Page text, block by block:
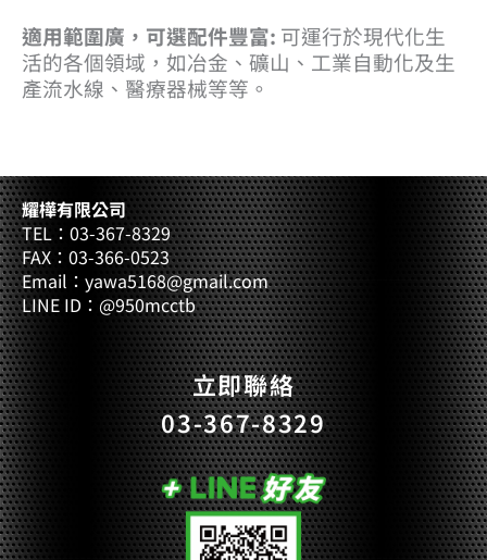
適用範圍廣，可選配件豐富: 可運行於現代化生
活的各個領域，如冶金、礦山、工業自動化及生
產流水線、醫療器械等等。
耀樺有限公司
TEL：03-367-8329
FAX：03-366-0523
Email：yawa5168@gmail.com
LINE ID：@950mcctb
立即聯絡
03-367-8329